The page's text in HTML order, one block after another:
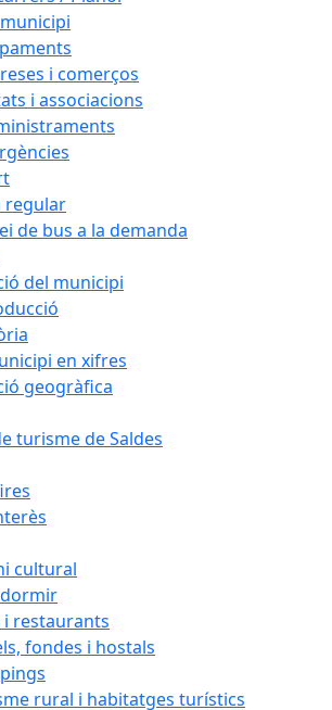
i comerços
i associacions
regular
de bus a la demanda
del municipi
en xifres
geogràfica
turisme de Saldes
cultural
i restaurants
fondes i hostals
rural i habitatges turístics